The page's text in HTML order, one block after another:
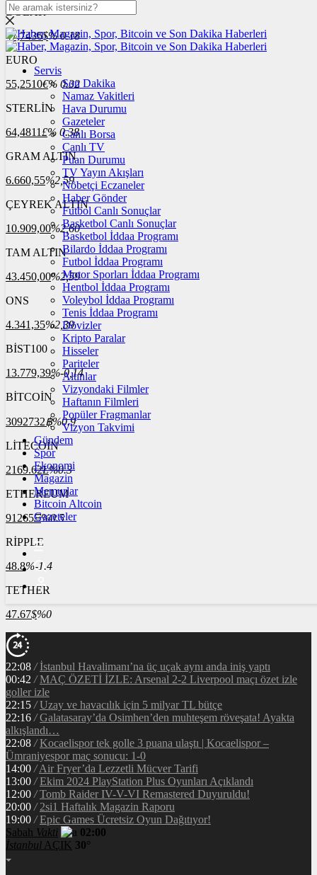
DOLAR
47,7436$% 0.18
EURO
55,2510€% 0.32
STERLİN
64,4811£% 0.38
GRAM ALTIN
6.660,55%2,59
ÇEYREK ALTIN
10.909,00%2,60
TAM ALTIN
43.450,00%2,59
ONS
4.341,35%2,39
BİST100
13.779,39%-0,14
BİTCOİN
3092732฿%0.9
LİTECOİN
2169.62Ł%0.3
ETHEREUM
91265Ξ%0.5
RİPPLE
48.8%-1.4
TETHER
47.67$%0
Servis
Son Dakika
Namaz Vakitleri
Hava Durumu
Gazeteler
Canlı Borsa
Canlı TV
Puan Durumu
TV Yayın Akışları
Nöbetçi Eczaneler
Haber Gönder
Futbol Canlı Sonuçlar
Basketbol Canlı Sonuçlar
Basketbol İddaa Programı
Bilardo İddaa Programı
Futbol İddaa Programı
Motor Sporları İddaa Programı
Hentbol İddaa Programı
Voleybol İddaa Programı
Tenis İddaa Programı
Dövizler
Kripto Paralar
Hisseler
Pariteler
Altınlar
Vizyondaki Filmler
Haftanın Filmleri
Popüler Fragmanlar
Vizyon Takvimi
Gündem
Spor
Ekonomi
Magazin
Memurlar
Bitcoin Altcoin
Gazeteler
22:08 / İstanbul Havalimanı’na üç uçak aynı anda iniş yaptı
00:42 / MAÇ ÖZETİ İZLE: Arsenal 2-2 Liverpool maçı özet izle
goller izle
22:15 / Uzay ve havacılık için 5 milyar TL bütçe
22:16 / Galatasaray’da Osimhen’den muhteşem röveşata! Ayakta
alkışlandı…
22:08 / Kocaelispor tek golle 3 puana ulaştı | Kocaelispor –
Ümraniyespor maç sonucu: 1-0
14:00 / Air Fryer’da Lezzetli Mücver Tarifi
13:00 / Ekim 2024 PlayStation Plus Oyunları Açıklandı
12:00 / Tomb Raider IV-V-VI Remastered Duyuruldu!
20:00 / 2si1 Haftalık Magazin Raporu
19:00 / Epic Games Ücretsiz Oyun Dağıtıyor!
Sabah Vakti
02:00
İstanbul AÇIK 30°